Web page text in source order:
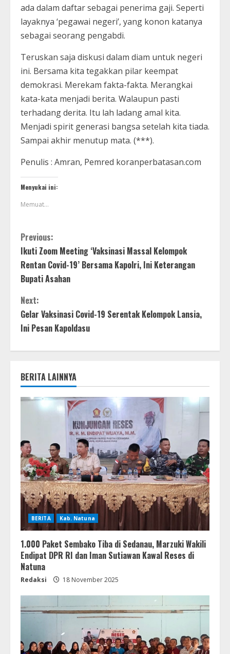
ada dalam daftar sebagai penerima gaji. Seperti
layaknya ‘pegawai negeri’, yang konon katanya
sebagai seorang pengabdi.
Teruskan saja diskusi dalam diam untuk negeri
ini. Bersama kita tegakkan pilar keempat
demokrasi. Merekam fakta-fakta. Merangkai
kata-kata menjadi berita. Walaupun pasti
terhadang derita. Itu lah ladang amal kita.
Menjadi spirit generasi bangsa setelah kita tiada.
Sampai akhir menutup mata. (***).
Penulis : Amran, Pemred koranperbatasan.com
Menyukai ini:
Memuat...
Previous:
Ikuti Zoom Meeting ‘Vaksinasi Massal Kelompok
Rentan Covid-19’ Bersama Kapolri, Ini Keterangan
Bupati Asahan
Next:
Gelar Vaksinasi Covid-19 Serentak Kelompok Lansia,
Ini Pesan Kapoldasu
BERITA LAINNYA
BERITA Kab. Natuna
1.000 Paket Sembako Tiba di Sedanau, Marzuki Wakili
Endipat DPR RI dan Iman Sutiawan Kawal Reses di
Natuna
Redaksi 18 November 2025